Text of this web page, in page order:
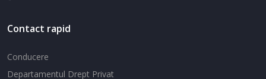
Contact rapid
Conducere
Departamentul Drept Privat